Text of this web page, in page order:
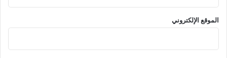
الموقع الإلكتروني